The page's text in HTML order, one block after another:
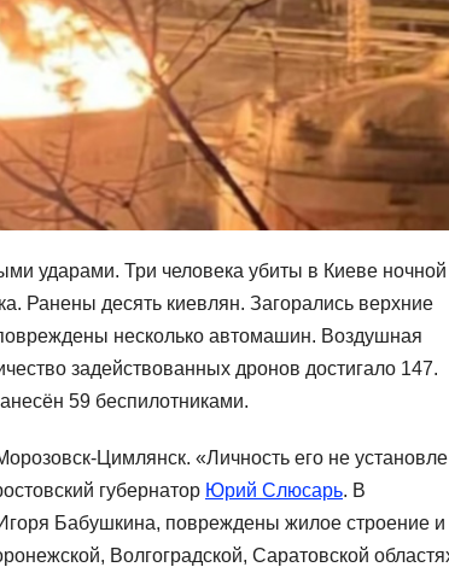
ударами. Три человека убиты в Киеве ночной
Ранены десять киевлян. Загорались верхние
несколько автомашин. Воздушная
задействованных дронов достигало 147.
59 беспилотниками.
Цимлянск. «Личность его не
губернатор Юрий Слюсарь. В
Бабушкина, повреждены жилое строение и
Волгоградской, Саратовской